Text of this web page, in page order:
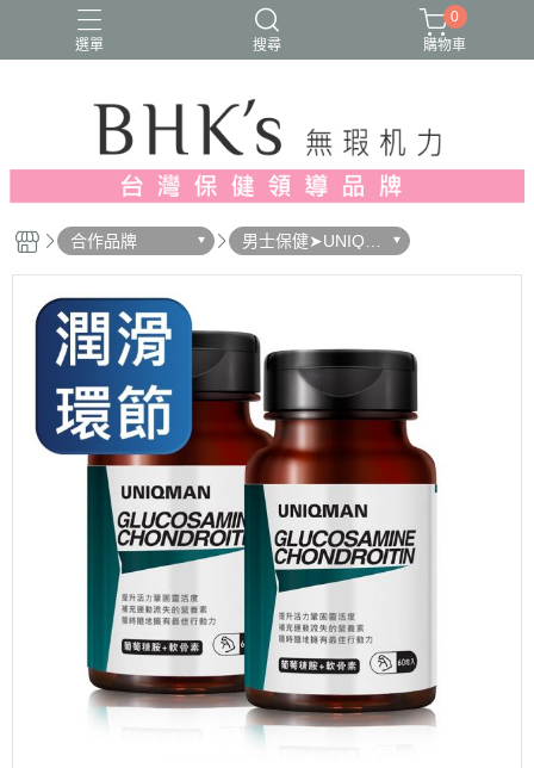
選單 搜尋
人氣推薦 多入優惠 日常維他命
漢方養生
蔓越莓/私密保養
0
購物車
合作品牌
男士保健➤UNIQM
AN優仕曼